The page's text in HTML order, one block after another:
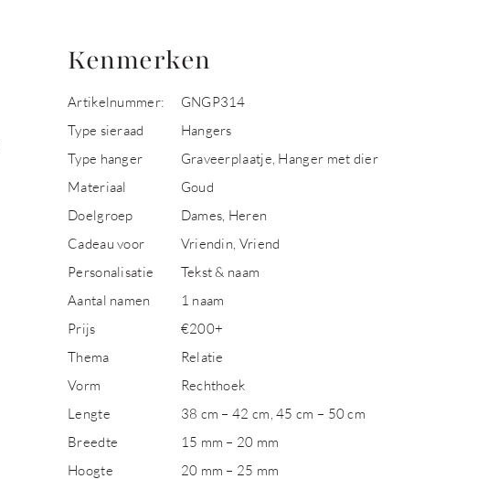
Kenmerken
Artikelnummer:
GNGP314
Type sieraad
Hangers
Type hanger
Graveerplaatje, Hanger met dier
Materiaal
Goud
Doelgroep
Dames, Heren
Cadeau voor
Vriendin, Vriend
Personalisatie
Tekst & naam
Aantal namen
1 naam
Prijs
€200+
Thema
Relatie
Vorm
Rechthoek
Lengte
38 cm – 42 cm, 45 cm – 50 cm
Breedte
15 mm – 20 mm
Hoogte
20 mm – 25 mm